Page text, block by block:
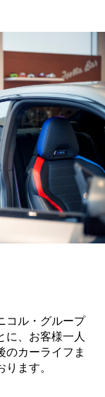
コル・グループ
に、お客様一人
のカーライフま
ます。